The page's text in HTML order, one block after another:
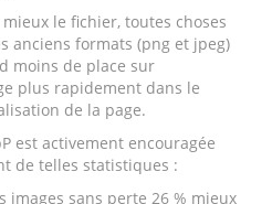
le fichier, toutes choses
anciens formats (png et jpeg)
moins de place sur
plus rapidement dans le
de la page.
est activement encouragée
de telles statistiques :
images sans perte 26 % mieux